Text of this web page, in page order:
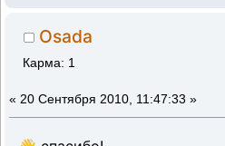
Osada
Карма: 1
« 20 Сентября 2010, 11:47:33 »